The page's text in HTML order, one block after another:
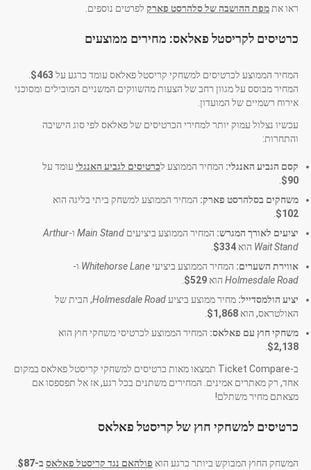
ראו את מפת ההושבה של סלהרסט פארק לפרטים נוספים.
כרטיסים לקריסטל פאלאס: מחירים ממוצעים
המחיר הממוצע לכרטיסים למשחקי קריסטל פאלאס עומד כרגע על $463
המחיר מבוסס על מגוון רחב של הצעות מהשווקים המשניים המובילים ומסוכני
אירוח רשמיים של המועדון.
עכשיו נצלול עמוק יותר למחירי הכרטיסים של פאלאס לפי סוג הישיבה
והתחרות:
קסם הגביע האנגלי: המחיר הממוצע לכרטיסים לגביע האנגלי עומד על
$90
משחקים בסלהרסט פארק: המחיר הממוצע למשחק ביתי בליגה הוא
$102
יציעים לאורך המגרש: המחיר הממוצע ביציעים Main Stand ו-Arthur
Wait Stand הוא $334
אווירת השערים: המחיר הממוצע ביציעיWhitehorse Lane ו-
Holmesdale Road הוא $529
יציע הולמסדייל: מחיר ממוצע ביציעHolmesdale Road, הבית של
האולטראס, הוא $1,868
משחקי חוץ עם פאלאס: המחיר הממוצע לכרטיסי משחקי חוץ הוא
$2,138
ב-Ticket Compare תמצאו מאות כרטיסים למשחקי קריסטל פאלאס במקום
אחד, רק מאתרים אמינים. המחירים משתנים בכל רגע, אז אל תפספסו אם
מצאתם מחיר משתלם!
כרטיסים למשחקי חוץ של קריסטל פאלאס
המשחק החוץ המבוקש ביותר כרגע הוא פולהאם נגד קריסטל פאלאסב-$87